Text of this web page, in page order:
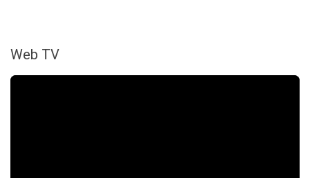
Web TV